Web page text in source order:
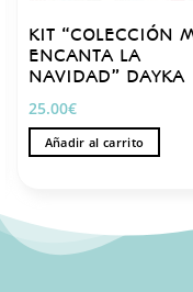
KIT “COLECCIÓN
ENCANTA LA
NAVIDAD” DAYKA
25.00€
Añadir al carrito